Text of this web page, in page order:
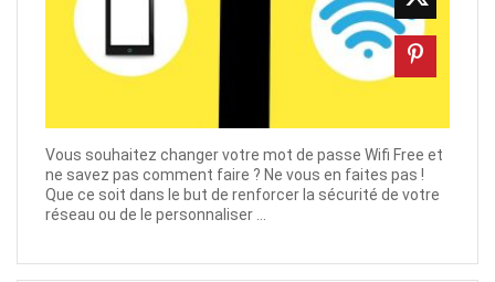
Vous souhaitez changer votre mot de passe Wifi Free et
ne savez pas comment faire ? Ne vous en faites pas !
Que ce soit dans le but de renforcer la sécurité de votre
réseau ou de le personnaliser ...